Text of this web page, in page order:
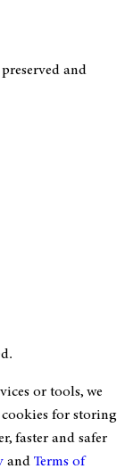
and
or tools, we
for storing
faster and safer
andTerms of